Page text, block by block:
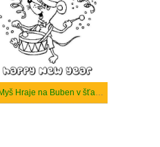
Myš Hraje na Buben v šťastný Nový Rok